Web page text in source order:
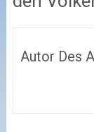
Autor Des